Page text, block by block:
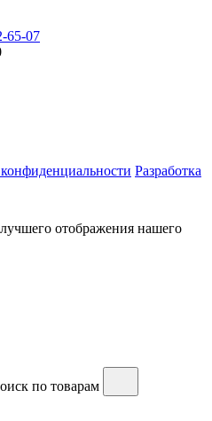
65-07
Разработка
отображения нашего
по товарам